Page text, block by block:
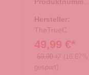
Hersteller:
TheTrueC
49,99 €*
59,99 €* (16.67%
gespart)